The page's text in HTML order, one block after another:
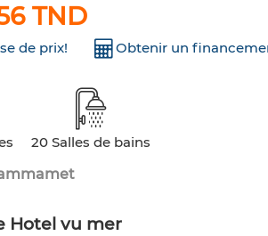
TND
de prix! Obtenir un
20 Salles de bains
Hotel vu mer